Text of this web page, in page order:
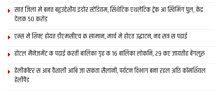
हर दूभि चाहि रहल
प्रकाश स करि भेंट ;
वृक्ष , पक्षी , मनुष्य आओर पशु,
सूर्य करई छै नई ककरो स भेद ,
सात जिला मे बनत बहुउद्देशीय इंडोर स्‍टेडि‍यम, सिंथेटिक एथलेटिक ट्रेक आ स्विमिंग पुल, केंद्र
देलक 50 करोड़
एम्स मे शिफ्ट होयत डीएमसीएच क सामान, मार्च मे होएत उद्घाटन, नव सत्र स पढाई
होटल मैनेजमेंट क पढ़ाई करती बालिका गृह क 16 बालिका लोकनि, 29 कए जायतीह बेंगलुरु
हेलीकॉप्टर स आब वैशाली आबि जा सकता सैलानी, पर्यटन विभाग बना रहल अछि कॉमर्शियल
हेलीपैड